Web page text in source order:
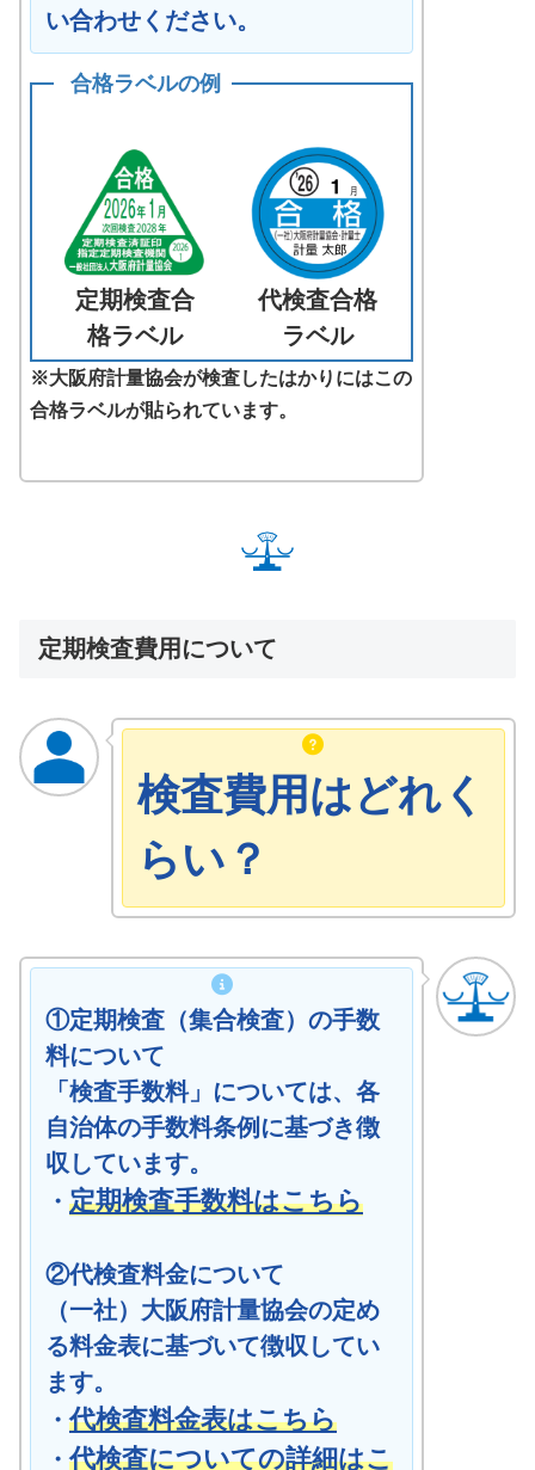
い合わせください。
合格ラベルの例
定期検査合
格ラベル
代検査合格
ラベル
※大阪府計量協会が検査したはかりにはこの
合格ラベルが貼られています。
定期検査費用について
検査費用はどれく
らい？
①定期検査（集合検査）の手数
料について
「検査手数料」については、各
自治体の手数料条例に基づき徴
収しています。
・ 定期検査手数料はこちら
②代検査料金について
（一社）大阪府計量協会の定め
る料金表に基づいて徴収してい
ます。
・代検査料金表はこちら
・代検査についての詳細はこ